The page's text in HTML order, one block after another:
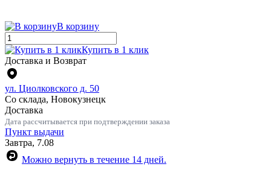
В корзину
Купить в 1 клик
Доставка и Возврат
ул. Циолковского д. 50
Со склада, Новокузнецк
Доставка
Дата рассчитывается при подтверждении заказа
Пункт выдачи
Завтра, 7.08
Можно вернуть в течение 14 дней.